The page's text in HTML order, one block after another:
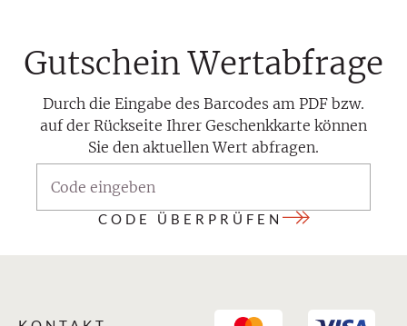
Gutschein Wertabfrage
Durch die Eingabe des Barcodes am PDF bzw.
auf der Rückseite Ihrer Geschenkkarte können
Sie den aktuellen Wert abfragen.
CODE ÜBERPRÜFEN